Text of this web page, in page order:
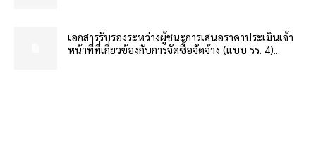
เอกสารรับรองระหว่างผู้ชนะการเสนอราคาประเมินเจ้า
หน้าที่ที่เกี่ยวข้องกับการจัดซื้อจัดจ้าง (แบบ รร. 4)...